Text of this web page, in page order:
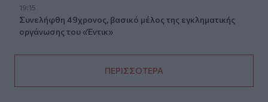
19:15
Συνελήφθη 49χρονος, βασικό μέλος της εγκληματικής
οργάνωσης του «Έντικ»
ΠΕΡΙΣΣΟΤΕΡΑ